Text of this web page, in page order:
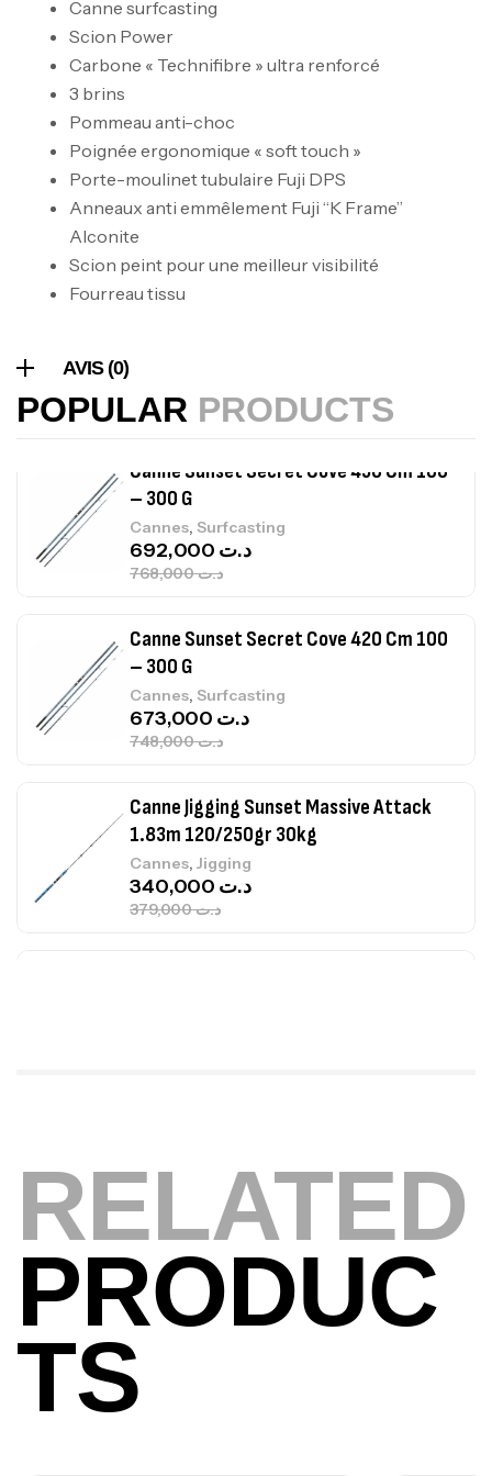
Canne surfcasting
Scion Power
Carbone « Technifibre » ultra renforcé
3 brins
Pommeau anti-choc
Poignée ergonomique « soft touch »
Porte-moulinet tubulaire Fuji DPS
Anneaux anti emmêlement Fuji “K Frame”
Alconite
Scion peint pour une meilleur visibilité
Fourreau tissu
AVIS (0)
POPULAR PRODUCTS
Expanded
Bagagerie
د.ت378,000
Volant 3 Branches Inox T26S/35
Accastillage bateau,Accessoires bateaux
Canne Sunset Beachstriker Surf Hybrid
د.ت
Canne Sunset Secret Cove 450 Cm 100
– 300 G
Cannes, Surfcasting
د.ت768,000
د.ت
Canne Sunset Secret Cove 420 Cm 100
– 300 G
Cannes, Surfcasting
د.ت748,000
د.ت
Canne Jigging Sunset Massive Attack
1.83m 120/250gr 30kg
Cannes,Jigging
د.ت379,000
د.ت
Accastillage bateau,Accessoires bateaux
د.ت
Canne Sunset Beachstriker Surf Hybrid
420 Cm 100-250 G
RELATED
PRODUC
TS